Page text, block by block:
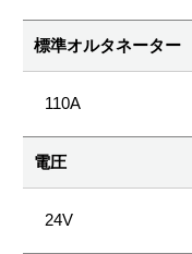
標準オルタネーター
110A
電圧
24V